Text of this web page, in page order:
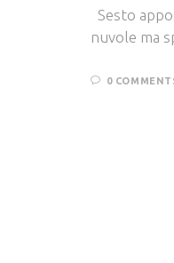
Sesto
nuvole ma
0